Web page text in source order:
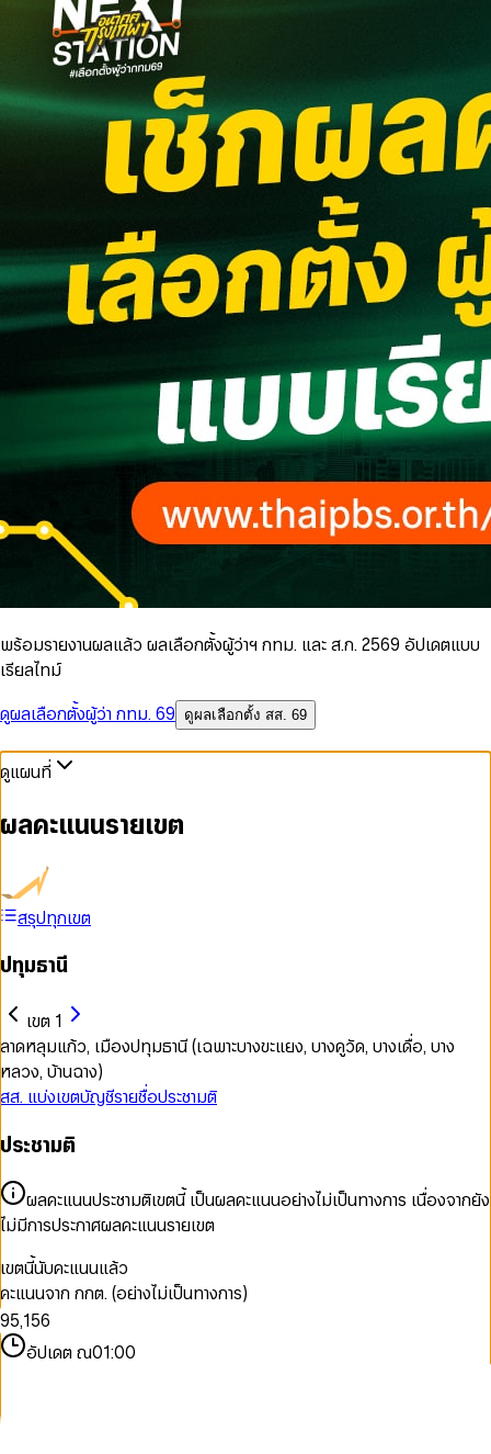
พร้อมรายงานผลแล้ว ผลเลือกตั้งผู้ว่าฯ กทม. และ ส.ก. 2569 อัปเดตแบบ
เรียลไทม์
ดูผลเลือกตั้งผู้ว่า กทม. 69
ดูผลเลือกตั้ง สส. 69
ดูแผนที่
ผลคะแนนรายเขต
สรุปทุกเขต
ปทุมธานี
เขต 1
ลาดหลุมแก้ว, เมืองปทุมธานี (เฉพาะบางขะแยง, บางคูวัด, บางเดื่อ, บาง
หลวง, บ้านฉาง)
สส. แบ่งเขตบัญชีรายชื่อประชามติ
ประชามติ
ผลคะแนนประชามติเขตนี้ เป็นผลคะแนนอย่างไม่เป็นทางการ เนื่องจากยัง
ไม่มีการประกาศผลคะแนนรายเขต
เขตนี้นับคะแนนแล้ว
คะแนนจาก กกต. (อย่างไม่เป็นทางการ)
0
1
2
3
4
5
6
7
8
9
0
1
2
3
4
5
6
7
,
0
1
2
3
0
1
2
3
4
5
6
7
0
1
2
3
4
5
6
7
8
อัปเดต ณ01:00